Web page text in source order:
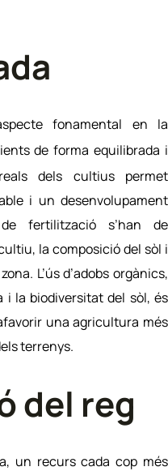
fonamental en la
de forma equilibrada i
dels cultius permet
i un desenvolupament
fertilització s’han de
la composició del sòl i
L’ús d’adobs orgànics,
la biodiversitat del sòl, és
una agricultura més
terrenys.
del reg
un recurs cada cop més